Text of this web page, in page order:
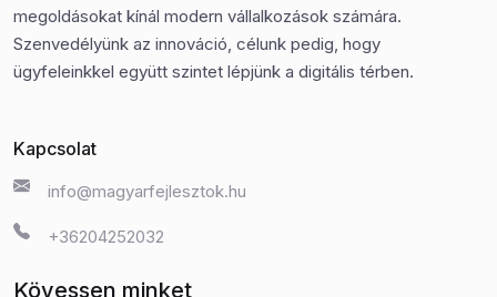
megoldásokat kínál modern vállalkozások számára.
Szenvedélyünk az innováció, célunk pedig, hogy
ügyfeleinkkel együtt szintet lépjünk a digitális térben.
Kapcsolat
info@magyarfejlesztok.hu
+36204252032
Kövessen minket